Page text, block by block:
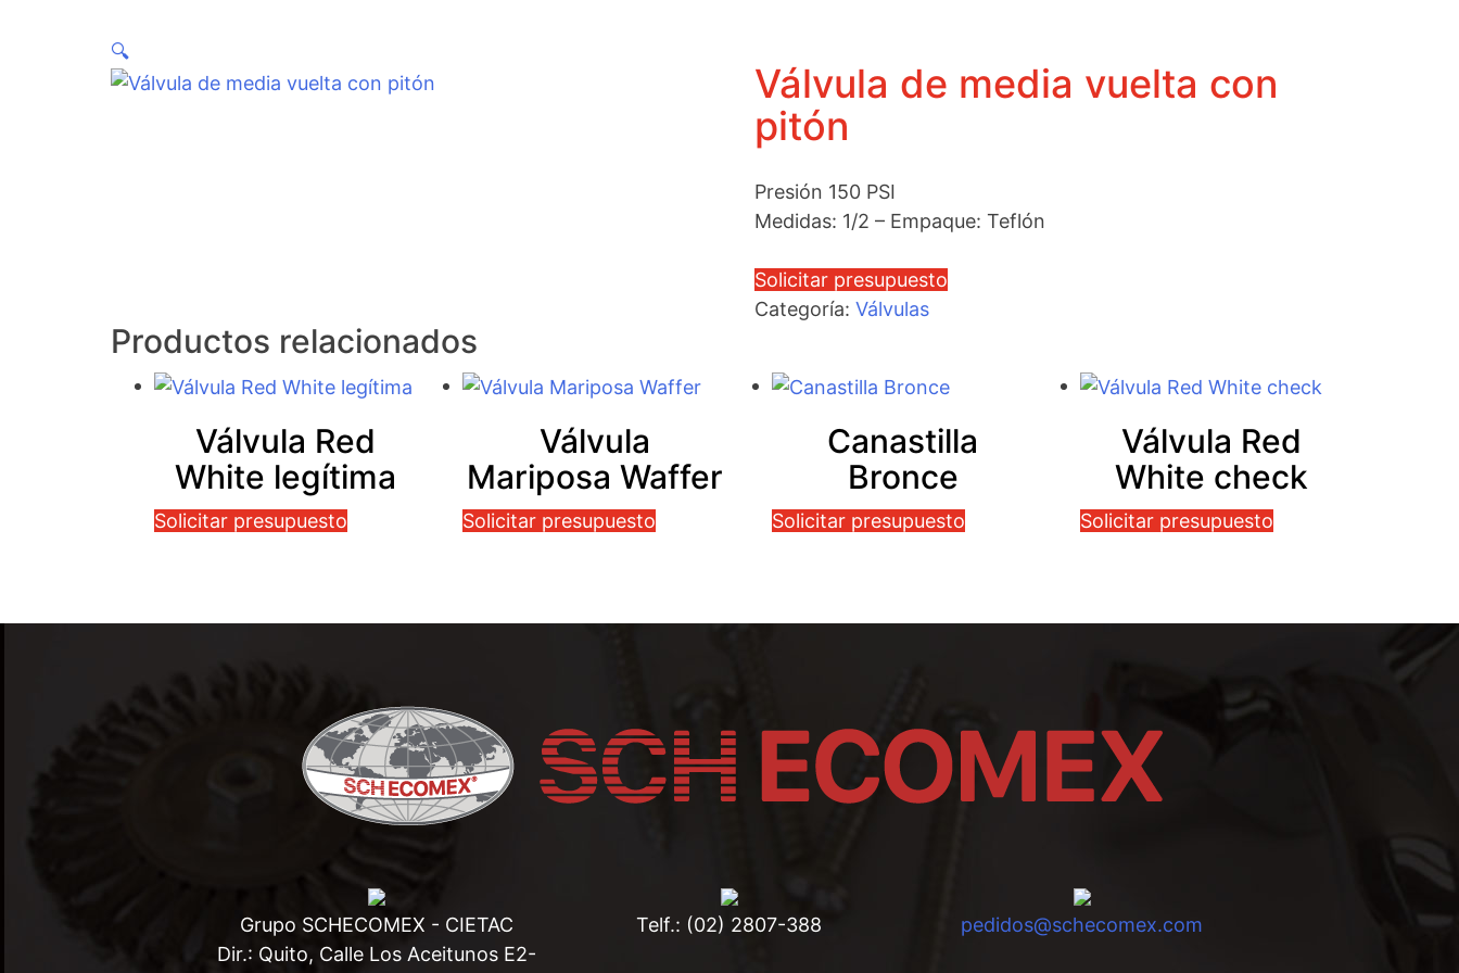
🔍
Válvula de media vuelta con
pitón
Presión 150 PSI
Medidas: 1/2 – Empaque: Teflón
Solicitar presupuesto
Categoría: Válvulas
Productos relacionados
Válvula Red
White legítima
Solicitar presupuesto
Válvula
Mariposa Waffer
Solicitar presupuesto
Canastilla
Bronce
Solicitar presupuesto
Válvula Red
White check
Solicitar presupuesto
Grupo SCHECOMEX - CIETAC
Dir.: Quito, Calle Los Aceitunos E2-
Telf.: (02) 2807-388 pedidos@schecomex.com